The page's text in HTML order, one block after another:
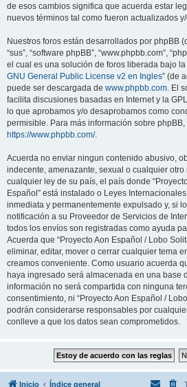
de esos cambios significa que acuerda estar
nuevos términos tal como fueron actualizados
Nuestros foros están desarrollados por phpBB
“sus”, “software phpBB”, “www.phpbb.com”,
el cual es una solución de foros liberada bajo la
GNU General Public License v2 en Ingles” (de
puede ser descargada de www.phpbb.com. El
facilita discusiones basadas en Internet y la
lo que aprobamos y/o desaprobamos como
permisible. Para más información sobre phpBB,
https://www.phpbb.com/.
Acuerda no enviar ningun contenido abusivo,
indecente, amenazante, sexual o cualquier
cualquier ley de su país, el país donde
Español” está instalado o Leyes
inmediata y permanentemente expulsado y, si
notificación a su Proveedor de Servicios de
todos los envíos son registradas como ayuda
Acuerda que “Proyecto Aon Español / Lobo
eliminar, editar, mover o cerrar cualquier tema
creamos conveniente. Como usuario acuerda
haya ingresado será almacenada en una base
información no será compartida con ninguna
consentimiento, ni “Proyecto Aon Español /
podrán considerarse responsables por
conlleve a que los datos sean comprometidos.
Inicio Índice general